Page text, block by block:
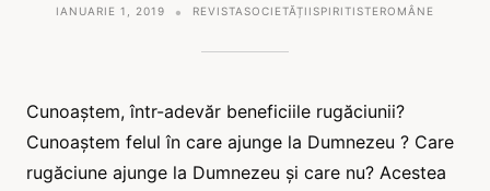
IANUARIE 1, 2019 REVISTASOCIETĂȚIISPIRITISTEROMÂNE
Cunoaștem, într-adevăr beneficiile rugăciunii?
Cunoaștem felul în care ajunge la Dumnezeu ? Care
rugăciune ajunge la Dumnezeu și care nu? Acestea